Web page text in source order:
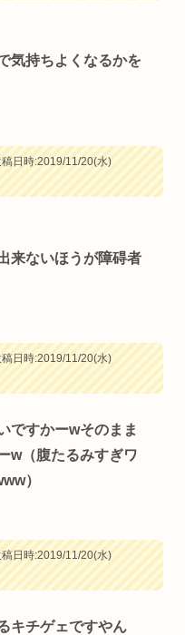
気持ちよくなるかを
日時:2019/11/20(水)
来ないほうが障碍者
日時:2019/11/20(水)
ですかーwそのまま
w（腹たるみすぎワ
）
日時:2019/11/20(水)
キチゲェですやん